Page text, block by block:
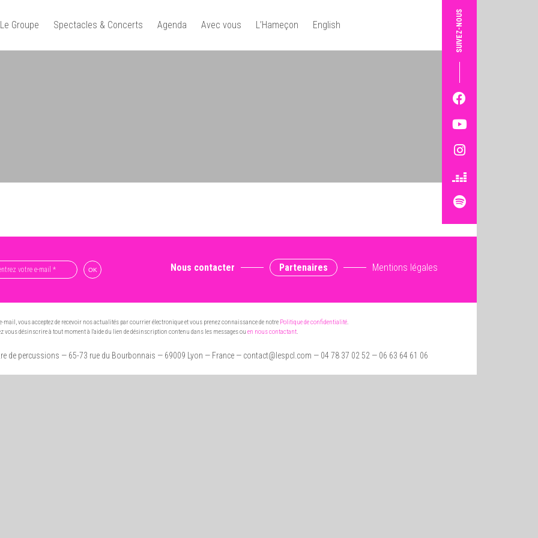
Le Groupe Spectacles & Concerts Agenda Avec vous L’Hameçon English SUIVEZ-NOUS
Nous contacter Partenaires Mentions légales
mail, vous acceptez de recevoir nos actualités par courrier électronique et vous prenez connaissance de notre Politique de confidentialité.
vous désinscrire à tout moment à l'aide du lien de désinscription contenu dans les messages ou en nous contactant.
de percussions — 65-73 rue du Bourbonnais — 69009 Lyon — France — contact@lespcl.com — 04 78 37 02 52 — 06 63 64 61 06